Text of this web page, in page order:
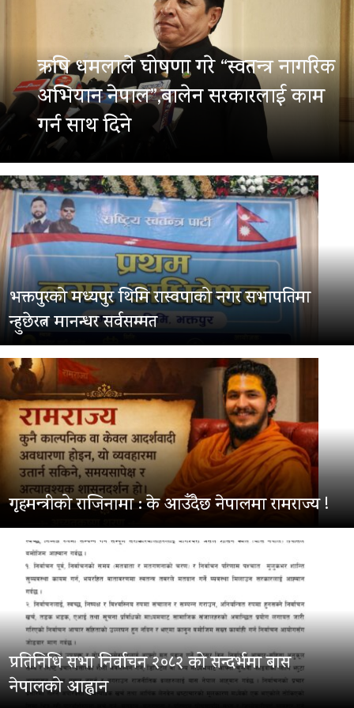
ऋषि धमलाले घोषणा गरे “स्वतन्त्र नागरिक
अभियान नेपाल”,बालेन सरकारलाई काम
गर्न साथ दिने
भक्तपुरको मध्यपुर थिमि रास्वपाको नगर सभापतिमा
न्हुछेरत्न मानन्धर सर्वसम्मत
गृहमन्त्रीको राजिनामा : के आउँदैछ नेपालमा रामराज्य !
प्रतिनिधि सभा निर्वाचन २०८२ को सन्दर्भमा बास
नेपालको आह्वान